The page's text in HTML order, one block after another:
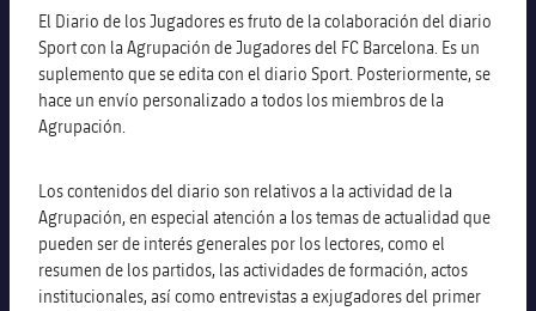
El Diario de los Jugadores es fruto de la colaboración del diario
Sport con la Agrupación de Jugadores del FC Barcelona. Es un
suplemento que se edita con el diario Sport. Posteriormente, se
hace un envío personalizado a todos los miembros de la
Agrupación.
Los contenidos del diario son relativos a la actividad de la
Agrupación, en especial atención a los temas de actualidad que
pueden ser de interés generales por los lectores, como el
resumen de los partidos, las actividades de formación, actos
institucionales, así como entrevistas a exjugadores del primer